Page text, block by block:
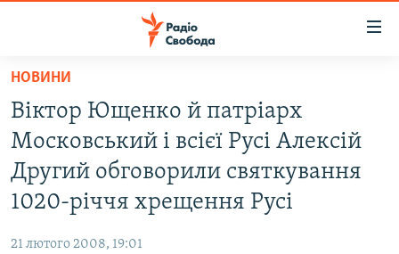
Перейти
основного
матеріалу
Перейти
до
основної
Перейти
ВСЕ ЗА ДОБУ
СТАТТІ
ПОЛІТИКА
ВІЙНА
НОВИНИ
Віктор Ющенко й патріарх
Московський і всієї Русі Алексій
Другий обговорили святкування
1020-річчя хрещення Русі
21 лютого 2008, 19:01